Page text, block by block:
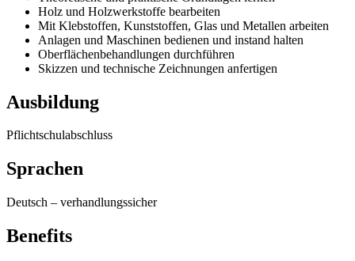
Holz und Holzwerkstoffe bearbeiten
Mit Klebstoffen, Kunststoffen, Glas und Metallen arbeiten
Anlagen und Maschinen bedienen und instand halten
Oberflächenbehandlungen durchführen
Skizzen und technische Zeichnungen anfertigen
Ausbildung
Pflichtschulabschluss
Sprachen
Deutsch – verhandlungssicher
Benefits